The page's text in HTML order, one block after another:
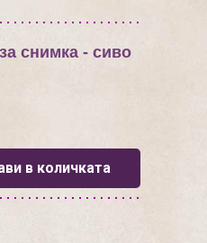
снимка - сиво
в количката